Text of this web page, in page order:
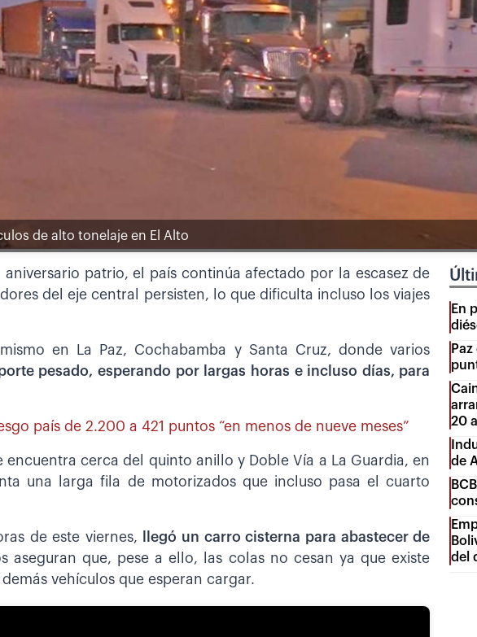
de alto tonelaje en El Alto
patrio, el país continúa afectado por la escasez de
del eje central persisten, lo que dificulta incluso los viajes
en La Paz, Cochabamba y Santa Cruz, donde varios
pesado, esperando por largas horas e incluso días, para
país de 2.200 a 421 puntos “en menos de nueve meses”
encuentra cerca del quinto anillo y Doble Vía a La Guardia, en
una larga fila de motorizados que incluso pasa el cuarto
de este viernes,
llegó un carro cisterna para abastecer de
aseguran que, pese a ello, las colas no cesan ya que existe
vehículos que esperan cargar.
En
20
de
del